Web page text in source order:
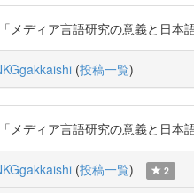
メディア言語研究の意義と日
(投稿一覧)
メディア言語研究の意義と日
(投稿一覧) 2